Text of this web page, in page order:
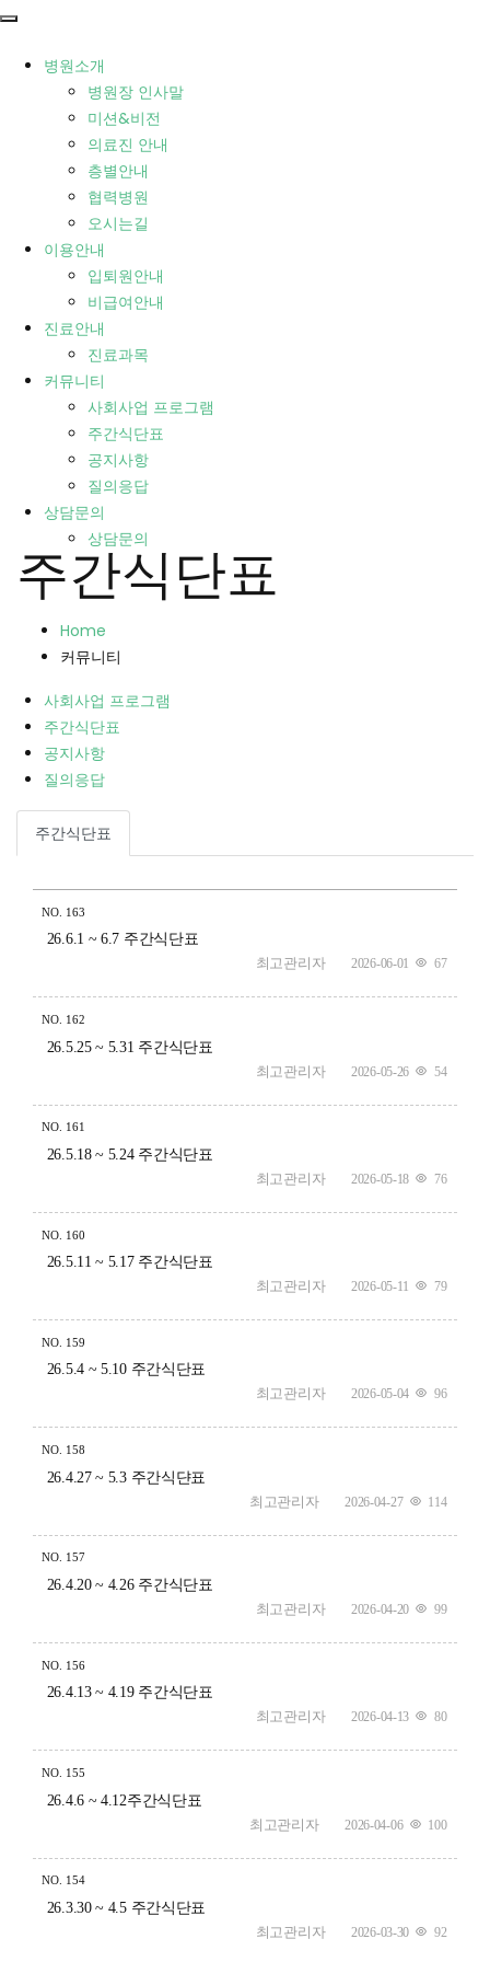
병원소개
병원장 인사말
미션&비전
의료진 안내
층별안내
협력병원
오시는길
이용안내
입퇴원안내
비급여안내
진료안내
진료과목
커뮤니티
사회사업 프로그램
주간식단표
공지사항
질의응답
상담문의
상담문의
주간식단표
Home
커뮤니티
사회사업 프로그램
주간식단표
공지사항
질의응답
주간식단표
NO. 163
26.6.1 ~ 6.7 주간식단표
최고관리자
2026-06-01 67
NO. 162
26.5.25 ~ 5.31 주간식단표
최고관리자
2026-05-26 54
NO. 161
26.5.18 ~ 5.24 주간식단표
최고관리자
2026-05-18 76
NO. 160
26.5.11 ~ 5.17 주간식단표
최고관리자
2026-05-11 79
NO. 159
26.5.4 ~ 5.10 주간식단표
최고관리자
2026-05-04 96
NO. 158
26.4.27 ~ 5.3 주간식댠표
최고관리자
2026-04-27 114
NO. 157
26.4.20 ~ 4.26 주간식단표
최고관리자
2026-04-20 99
NO. 156
26.4.13 ~ 4.19 주간식단표
최고관리자
2026-04-13 80
NO. 155
26.4.6 ~ 4.12주간식단표
최고관리자
2026-04-06 100
NO. 154
26.3.30 ~ 4.5 주간식단표
최고관리자
2026-03-30 92